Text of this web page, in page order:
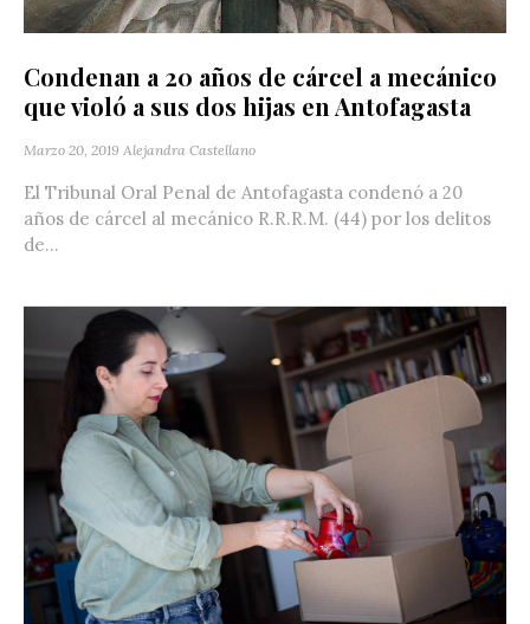
Condenan a 20 años de cárcel a mecánico
que violó a sus dos hijas en Antofagasta
Marzo 20, 2019 Alejandra Castellano
El Tribunal Oral Penal de Antofagasta condenó a 20
años de cárcel al mecánico R.R.R.M. (44) por los delitos
de...